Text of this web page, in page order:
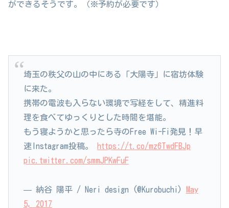
ができるそうです。（※予約が必要です）
埼玉の秩父の山の中にある「大陽寺」に宿坊体験
に来た。
携帯の電波も入らない環境で写経をして、精進料
理を食べてゆっくりとした時間を堪能。
もう寝ようかと思ったら寺のFree Wi-Fi発見！早
速Instagram投稿。
https://t.co/mz6TwdFBJp
pic.twitter.com/smmJPKwFuF
— 納谷 陽平 / Neri design (@Kurobuchi)
May
5, 2017